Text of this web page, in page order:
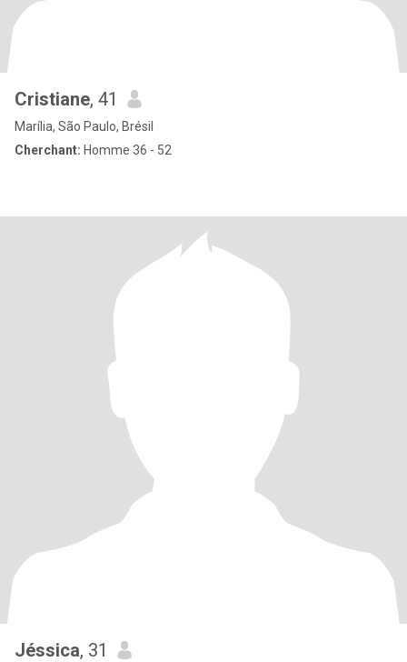
Cristiane, 41
Marília, São Paulo, Brésil
Cherchant: Homme 36 - 52
Jéssica, 31